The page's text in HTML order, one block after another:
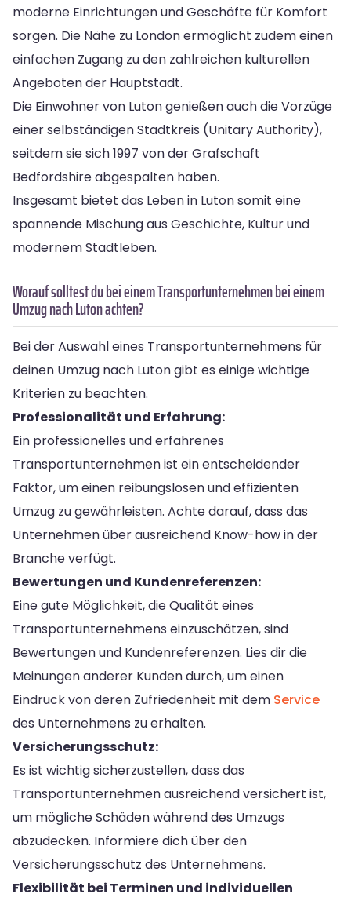
moderne Einrichtungen und Geschäfte für Komfort
sorgen. Die Nähe zu London ermöglicht zudem einen
einfachen Zugang zu den zahlreichen kulturellen
Angeboten der Hauptstadt.
Die Einwohner von Luton genießen auch die Vorzüge
einer selbständigen Stadtkreis (Unitary Authority),
seitdem sie sich 1997 von der Grafschaft
Bedfordshire abgespalten haben.
Insgesamt bietet das Leben in Luton somit eine
spannende Mischung aus Geschichte, Kultur und
modernem Stadtleben.
Worauf solltest du bei einem Transportunternehmen bei einem
Umzug nach Luton achten?
Bei der Auswahl eines Transportunternehmens für
deinen Umzug nach Luton gibt es einige wichtige
Kriterien zu beachten.
Professionalität und Erfahrung:
Ein professionelles und erfahrenes
Transportunternehmen ist ein entscheidender
Faktor, um einen reibungslosen und effizienten
Umzug zu gewährleisten. Achte darauf, dass das
Unternehmen über ausreichend Know-how in der
Branche verfügt.
Bewertungen und Kundenreferenzen:
Eine gute Möglichkeit, die Qualität eines
Transportunternehmens einzuschätzen, sind
Bewertungen und Kundenreferenzen. Lies dir die
Meinungen anderer Kunden durch, um einen
Eindruck von deren Zufriedenheit mit dem Service
des Unternehmens zu erhalten.
Versicherungsschutz:
Es ist wichtig sicherzustellen, dass das
Transportunternehmen ausreichend versichert ist,
um mögliche Schäden während des Umzugs
abzudecken. Informiere dich über den
Versicherungsschutz des Unternehmens.
Flexibilität bei Terminen und individuellen